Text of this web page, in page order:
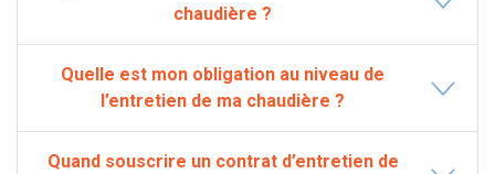
chaudière ?
Quelle est mon obligation au niveau de
l’entretien de ma chaudière ?
Quand souscrire un contrat d’entretien de